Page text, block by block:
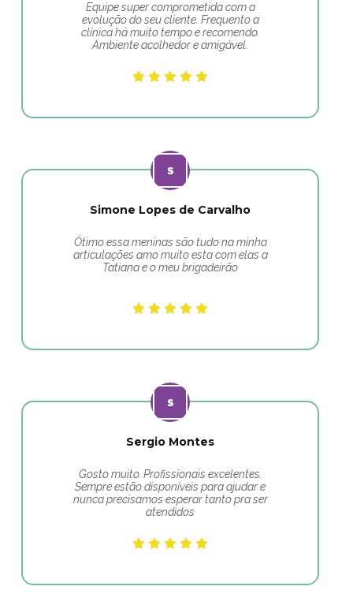
Equipe super comprometida com a
evolução do seu cliente. Frequento a
clínica há muito tempo e recomendo.
Ambiente acolhedor e amigável.
Simone Lopes de Carvalho
Ótimo essa meninas são tudo na minha
articulações amo muito esta com elas a
Tatiana e o meu brigadeirão
Sergio Montes
Gosto muito. Profissionais excelentes.
Sempre estão disponíveis para ajudar e
nunca precisamos esperar tanto pra ser
atendidos